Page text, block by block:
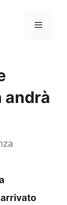
Menu
andrà